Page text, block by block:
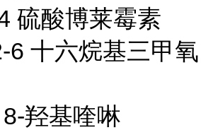
硫酸博莱霉素
6 十六烷基三甲氧
羟基喹啉